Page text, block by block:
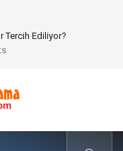
ve Hukuki Dengeler